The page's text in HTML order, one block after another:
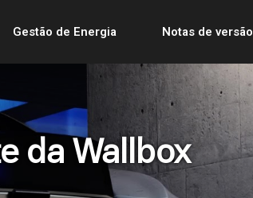
Gestão de Energia Notas de versão
da Wallbox